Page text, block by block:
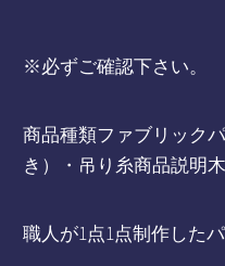
※必ずご確認下さい。
商品種類ファブリック
き）・吊り糸商品説明
職人が1点1点制作した